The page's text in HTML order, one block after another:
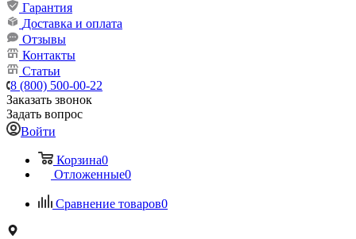
Гарантия
Доставка и оплата
Отзывы
Контакты
Статьи
8 (800) 500-00-22
Заказать звонок
Задать вопрос
Войти
Корзина0
Отложенные0
Сравнение товаров0